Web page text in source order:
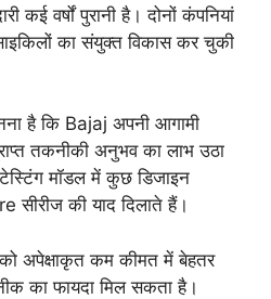
वर्षों पुरानी है। दोनों कंपनियां
का संयुक्त विकास कर चुकी
है कि Bajaj अपनी आगामी
तकनीकी अनुभव का लाभ उठा
मॉडल में कुछ डिजाइन
की याद दिलाते हैं।
को अपेक्षाकृत कम कीमत में बेहतर
का फायदा मिल सकता है।